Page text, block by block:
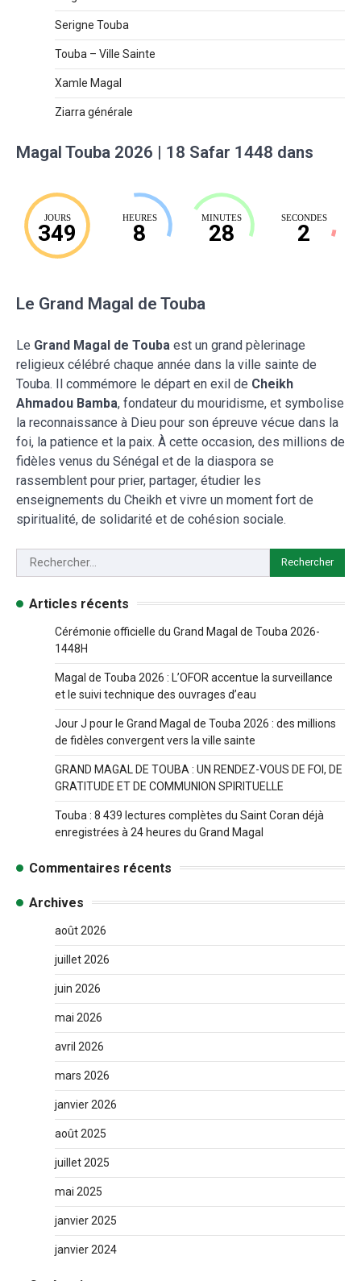
Serigne Touba
Touba – Ville Sainte
Xamle Magal
Ziarra générale
Magal Touba 2026 | 18 Safar 1448 dans
JOURS
349
HEURES
8
MINUTES
28
SECONDES
1
Le Grand Magal de Touba
Le Grand Magal de Touba est un grand pèlerinage
religieux célébré chaque année dans la ville sainte de
Touba. Il commémore le départ en exil de Cheikh
Ahmadou Bamba, fondateur du mouridisme, et symbolise
la reconnaissance à Dieu pour son épreuve vécue dans la
foi, la patience et la paix. À cette occasion, des millions de
fidèles venus du Sénégal et de la diaspora se
rassemblent pour prier, partager, étudier les
enseignements du Cheikh et vivre un moment fort de
spiritualité, de solidarité et de cohésion sociale.
Articles récents
Cérémonie officielle du Grand Magal de Touba 2026-
1448H
Magal de Touba 2026 : L’OFOR accentue la surveillance
et le suivi technique des ouvrages d’eau
Jour J pour le Grand Magal de Touba 2026 : des millions
de fidèles convergent vers la ville sainte
GRAND MAGAL DE TOUBA : UN RENDEZ-VOUS DE FOI, DE
GRATITUDE ET DE COMMUNION SPIRITUELLE
Touba : 8 439 lectures complètes du Saint Coran déjà
enregistrées à 24 heures du Grand Magal
Commentaires récents
Archives
août 2026
juillet 2026
juin 2026
mai 2026
avril 2026
mars 2026
janvier 2026
août 2025
juillet 2025
mai 2025
janvier 2025
janvier 2024